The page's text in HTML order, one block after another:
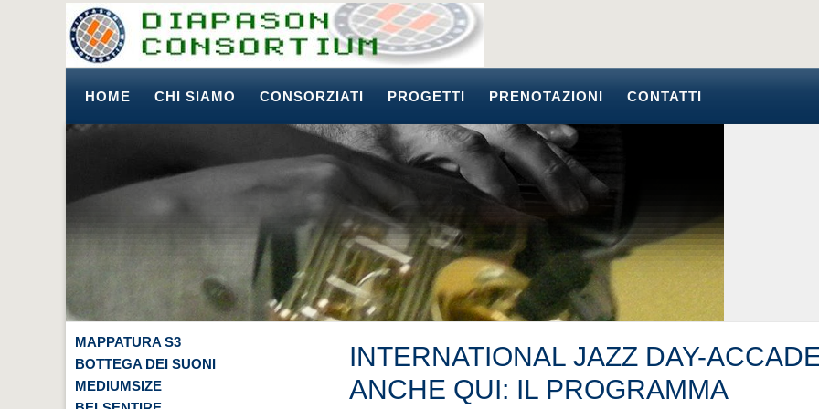
HOME CHI SIAMO CONSORZIATI PROGETTI PRENOTAZIONI CONTATTI
MAPPATURA S3
BOTTEGA DEI SUONI
MEDIUMSIZE
INTERNATIONAL JAZZ DAY-
ANCHE QUI: IL PROGRAMMA